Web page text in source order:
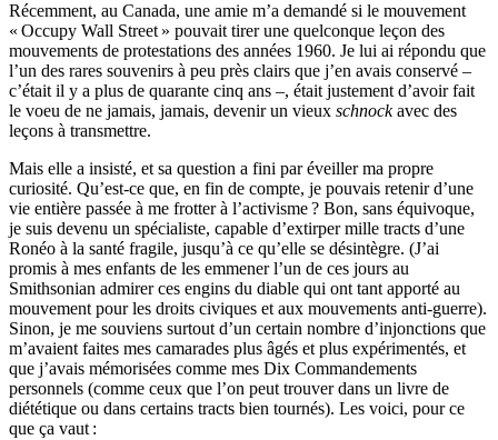
Récemment, au Canada, une amie m’a demandé si le mouvement
« Occupy Wall Street » pouvait tirer une quelconque leçon des
mouvements de protestations des années 1960. Je lui ai répondu que
l’un des rares souvenirs à peu près clairs que j’en avais conservé –
c’était il y a plus de quarante cinq ans –, était justement d’avoir fait
le voeu de ne jamais, jamais, devenir un vieux schnockavec des
leçons à transmettre.
Mais elle a insisté, et sa question a fini par éveiller ma propre
curiosité. Qu’est-ce que, en fin de compte, je pouvais retenir d’une
vie entière passée à me frotter à l’activisme ? Bon, sans équivoque,
je suis devenu un spécialiste, capable d’extirper mille tracts d’une
Ronéo à la santé fragile, jusqu’à ce qu’elle se désintègre. (J’ai
promis à mes enfants de les emmener l’un de ces jours au
Smithsonian admirer ces engins du diable qui ont tant apporté au
mouvement pour les droits civiques et aux mouvements anti-guerre).
Sinon, je me souviens surtout d’un certain nombre d’injonctions que
m’avaient faites mes camarades plus âgés et plus expérimentés, et
que j’avais mémorisées comme mes Dix Commandements
personnels (comme ceux que l’on peut trouver dans un livre de
diététique ou dans certains tracts bien tournés). Les voici, pour ce
que ça vaut :